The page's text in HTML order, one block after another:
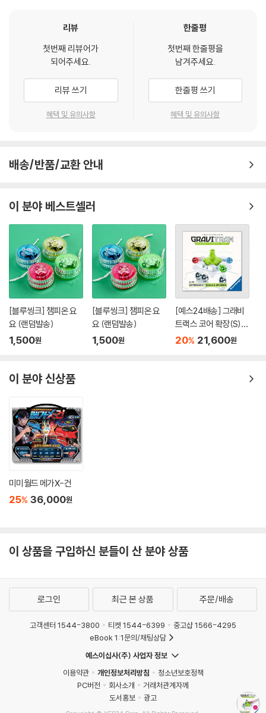
리뷰
첫번째 리뷰어가
되어주세요.
리뷰 쓰기
혜택 및 유의사항
한줄평
첫번째 한줄평을
남겨주세요.
한줄평 쓰기
혜택 및 유의사항
배송/반품/교환 안내
이 분야 베스트셀러
[블루씽크] 챔피온 요
요 (랜덤발송)
1,500원
[블루씽크] 챔피온 요
요 (랜덤발송)
1,500원
[예스24배송] 그래비
트랙스 코어 확장(S):
볼&스피너 / 마블런[8
20% 21,600원
이 분야 신상품
미미월드 메가X-건
25% 36,000원
이 상품을 구입하신 분들이 산 분야 상품
로그인 최근 본 상품 주문/배송
고객센터 1544-3800 티켓 1544-6399
중고샵 1566-4295
eBook 1:1문의/채팅상담
예스이십사(주) 사업자 정보
이용약관
개인정보처리방침
청소년보호정책
PC버전
회사소개
거래처관계자께
도서홍보
광고